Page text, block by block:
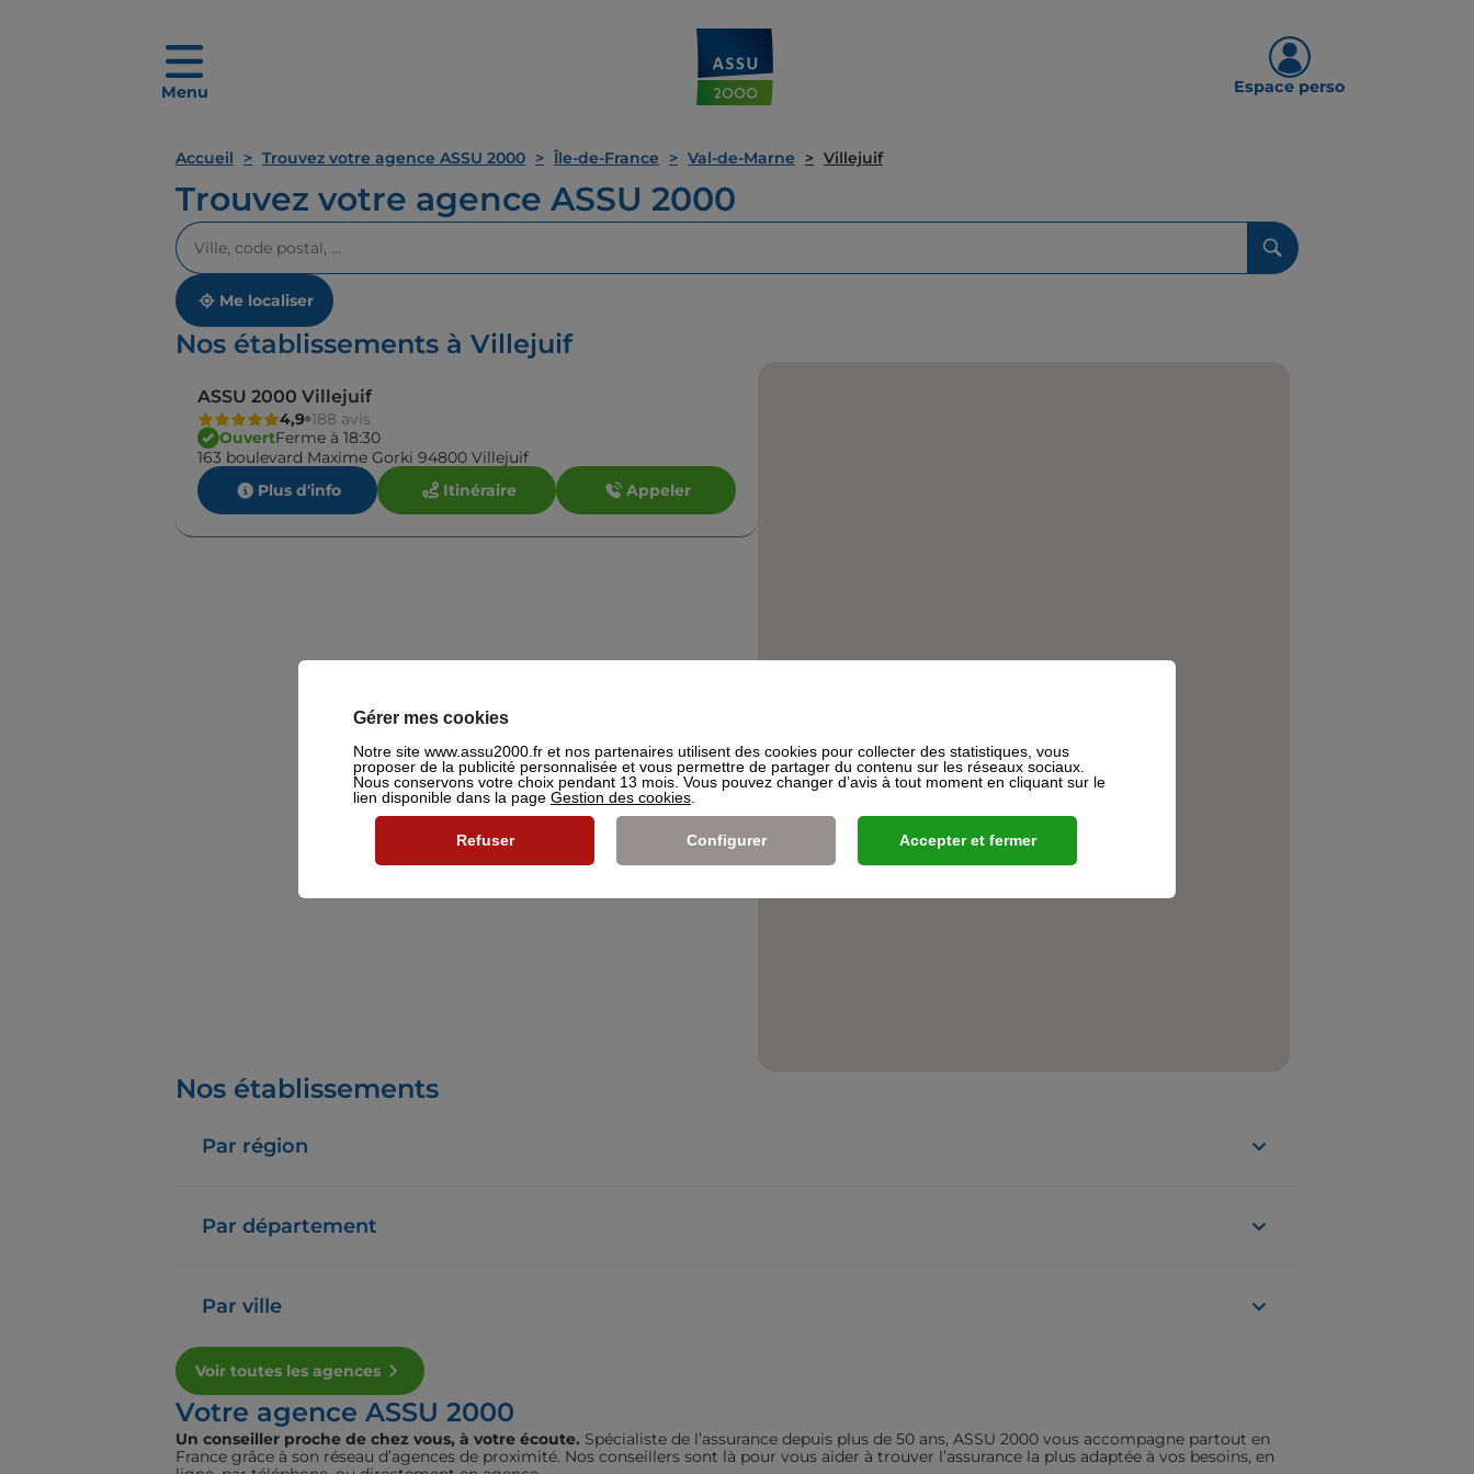
Menu Espace perso
Accueil Trouvez votre agence ASSU 2000 Île-de-France Val-de-Marne Villejuif
Trouvez votre agence ASSU 2000
Veuillez
renseigner
une
adresse
Me localiser
Nos établissements à Villejuif
ASSU 2000 Villejuif
4,9 188 avis
OuvertFerme à 18:30
163 boulevard Maxime Gorki 94800 Villejuif
Plus d'info
Itinéraire Appeler
Nos établissements
Par région
Par département
Par ville
Voir toutes les agences
Votre agence ASSU 2000
Un conseiller proche de chez vous, à votre écoute. Spécialiste de l’assurance depuis plus de 50 ans, ASSU 2000 vous accompagne partout en
France grâce à son réseau d’agences de proximité. Nos conseillers sont là pour vous aider à trouver l’assurance la plus adaptée à vos besoins, en
Gérer mes cookies
Notre site www.assu2000.fr et nos partenaires utilisent des cookies pour collecter des statistiques, vous
proposer de la publicité personnalisée et vous permettre de partager du contenu sur les réseaux sociaux.
Nous conservons votre choix pendant 13 mois. Vous pouvez changer d’avis à tout moment en cliquant sur le
lien disponible dans la page Gestion des cookies
Refuser Configurer Accepter et fermer